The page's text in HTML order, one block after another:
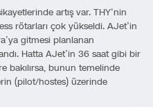
artış var. THY‘nin
rötarları çok yükseldi. AJet’in
gitmesi planlanan
Hatta AJet’in 36 saat gibi bir
bakılırsa, bunun temelinde
(pilot/hostes) üzerinde